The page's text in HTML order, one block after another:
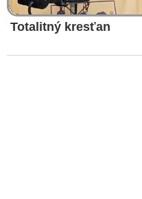
Totalitný kresťan